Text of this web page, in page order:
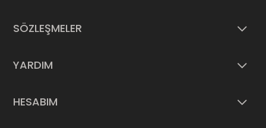
SÖZLEŞMELER
YARDIM
HESABIM